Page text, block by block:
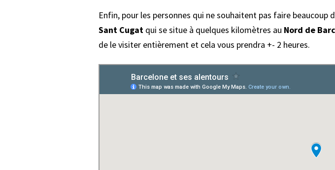
Enfin, pour les personnes qui ne souhaitent pas faire
Sant Cugatqui se situe à quelques kilomètres au Nord de
de le visiter entièrement et cela vous prendra +- 2 heures.